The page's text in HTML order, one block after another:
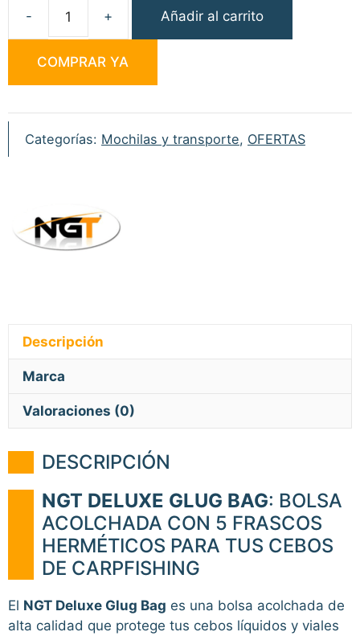
Glug
Bag
Añadir al carrito
COMPRAR YA
Categorías: Mochilas y transporte, OFERTAS
Descripción
Marca
Valoraciones (0)
DESCRIPCIÓN
NGT DELUXE GLUG BAG: BOLSA
ACOLCHADA CON 5 FRASCOS
HERMÉTICOS PARA TUS CEBOS
DE CARPFISHING
El NGT Deluxe Glug Bag es una bolsa acolchada de
alta calidad que protege tus cebos líquidos y viales